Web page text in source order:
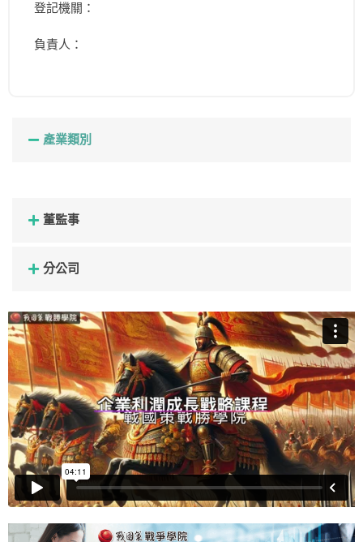
登記機關：
負責人：
產業類別
董監事
分公司